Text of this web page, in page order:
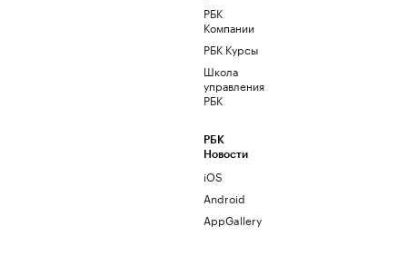
РБК
Компании
РБК Курсы
Школа
управления
РБК
РБК
Новости
iOS
Android
AppGallery